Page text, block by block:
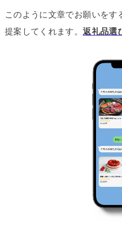
このように文章でお願いを
提案してくれます。返礼品選